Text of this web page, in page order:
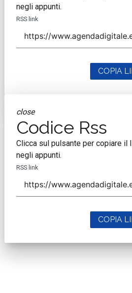
negli appunti.
RSS link
COPIA
close
Codice Rss
Clicca sul pulsante per copiare il
negli appunti.
RSS link
COPIA